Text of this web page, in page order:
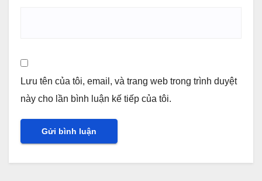
Lưu tên của tôi, email, và trang web trong trình duyệt
này cho lần bình luận kế tiếp của tôi.